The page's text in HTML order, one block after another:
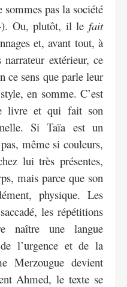
sommes pas la société
Ou, plutôt, il le fait
et, avant tout, à
extérieur, ce
ce sens que parle leur
en somme. C’est
livre et qui fait son
Si Taïa est un
même si couleurs,
lui très présentes,
mais parce que son
physique. Les
les répétitions
naître une langue
l’urgence et de la
Merzougue devient
Ahmed, le texte se